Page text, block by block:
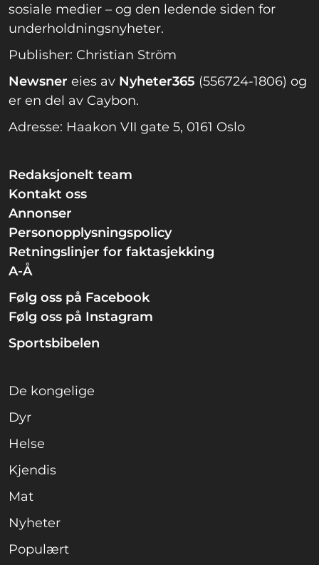
sosiale medier – og den ledende siden for
underholdningsnyheter.
Publisher: Christian Ström
Newsner eies av Nyheter365 (556724-1806) og
er en del av Caybon.
Adresse: Haakon VII gate 5, 0161 Oslo
Redaksjonelt team
Kontakt oss
Annonser
Personopplysningspolicy
Retningslinjer for faktasjekking
A-Å
Følg oss på Facebook
Følg oss på Instagram
Sportsbibelen
De kongelige
Dyr
Helse
Kjendis
Mat
Nyheter
Populært